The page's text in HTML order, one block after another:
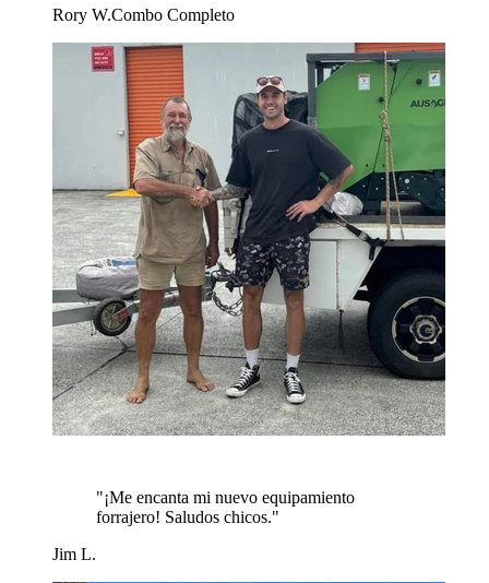
Rory W.Combo Completo
"¡Me encanta mi nuevo equipamiento
forrajero! Saludos chicos."
Jim L.